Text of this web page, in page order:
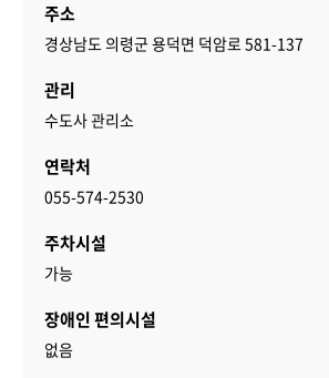
주소
경상남도 의령군 용덕면 덕암로 581-137
관리
수도사 관리소
연락처
055-574-2530
주차시설
가능
장애인 편의시설
없음